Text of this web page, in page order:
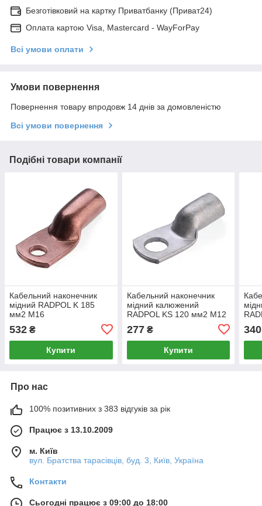
Безготівковий на картку Приватбанку (Приват24)
Оплата картою Visa, Mastercard - WayForPay
Всі умови оплати
Умови повернення
Повернення товару впродовж 14 днів за домовленістю
Всі умови повернення
Подібні товари компанії
Кабельний наконечник
мідний RADPOL K 185
мм2 М16
532 ₴
Купити
Кабельний наконечник
мідний калюжений
RADPOL KS 120 мм2 М12
277₴
Купити
340
Про нас
100% позитивних з 383 відгуків за рік
Працює з 13.10.2009
м. Київ
вул. Братства тарасівців, буд. 3, Київ, Україна
Контакти
Сьогодні працює з 09:00 до 18:00